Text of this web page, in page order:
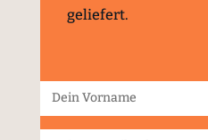
geliefert.